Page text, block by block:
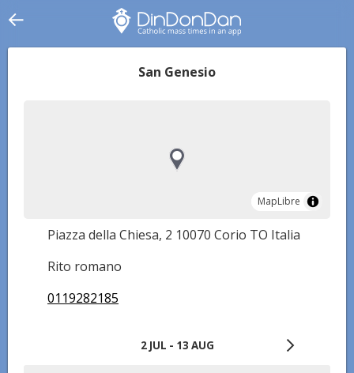
San Genesio
MapLibre
MapLibre
Piazza della Chiesa, 2 10070 Corio TO Italia
Rito romano
0119282185
2 JUL - 13 AUG